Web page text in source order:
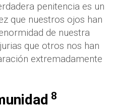
penitencia es un
que nuestros ojos han
de nuestra
que otros nos han
extremadamente
8